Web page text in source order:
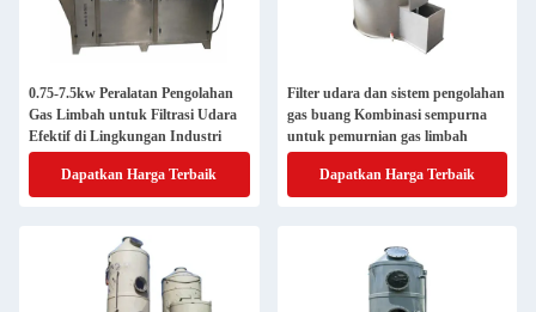
0.75-7.5kw Peralatan Pengolahan
Gas Limbah untuk Filtrasi Udara
Efektif di Lingkungan Industri
Dapatkan Harga Terbaik
Filter udara dan sistem pengolahan
gas buang Kombinasi sempurna
untuk pemurnian gas limbah
Dapatkan Harga Terbaik